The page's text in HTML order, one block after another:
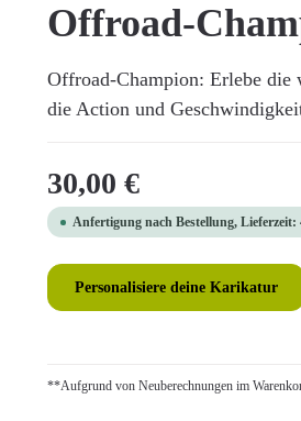
Offroad-
Offroad-Champion: Erlebe die
die Action und
Regulärer Preis:
30,00 €
Anfertigung nach Bestellung, Lieferzeit:
Personalisiere deine Karikatur
**Aufgrund von Neuberechnungen im